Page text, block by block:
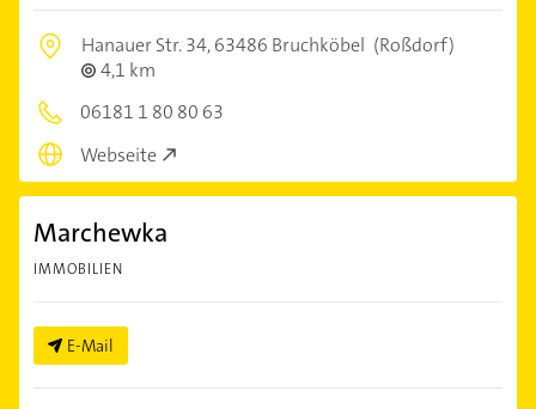
Hanauer Str. 34,63486 Bruchköbel (Roßdorf)
4,1 km
06181 1 80 80 63
Webseite
Marchewka
IMMOBILIEN
E-Mail